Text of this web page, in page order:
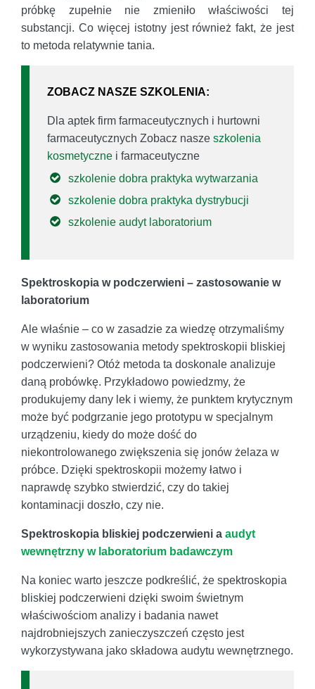
próbkę zupełnie nie zmieniło właściwości tej
substancji. Co więcej istotny jest również fakt, że jest
to metoda relatywnie tania.
ZOBACZ NASZE SZKOLENIA:
Dla aptek firm farmaceutycznych i hurtowni
farmaceutycznych Zobacz nasze szkolenia
kosmetyczne i farmaceutyczne
szkolenie dobra praktyka wytwarzania
szkolenie dobra praktyka dystrybucji
szkolenie audyt laboratorium
Spektroskopia w podczerwieni – zastosowanie w
laboratorium
Ale właśnie – co w zasadzie za wiedzę otrzymaliśmy
w wyniku zastosowania metody spektroskopii bliskiej
podczerwieni? Otóż metoda ta doskonale analizuje
daną probówkę. Przykładowo powiedzmy, że
produkujemy dany lek i wiemy, że punktem krytycznym
może być podgrzanie jego prototypu w specjalnym
urządzeniu, kiedy do może dość do
niekontrolowanego zwiększenia się jonów żelaza w
próbce. Dzięki spektroskopii możemy łatwo i
naprawdę szybko stwierdzić, czy do takiej
kontaminacji doszło, czy nie.
Spektroskopia bliskiej podczerwieni a audyt
wewnętrzny w laboratorium badawczym
Na koniec warto jeszcze podkreślić, że spektroskopia
bliskiej podczerwieni dzięki swoim świetnym
właściwościom analizy i badania nawet
najdrobniejszych zanieczyszczeń często jest
wykorzystywana jako składowa audytu wewnętrznego.